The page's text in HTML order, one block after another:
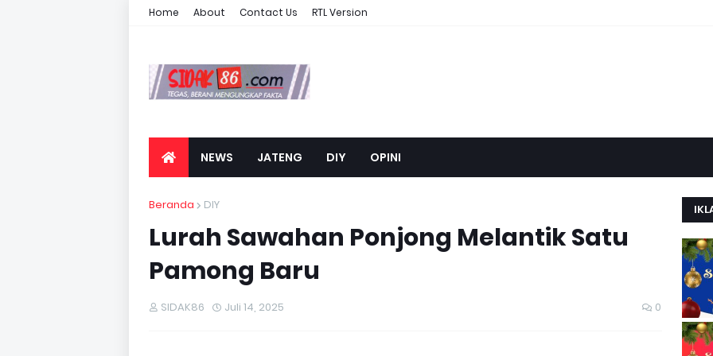
Home About Contact Us RTL Version
NEWS JATENG DIY OPINI
Beranda DIY
Lurah Sawahan Ponjong Melantik Satu
Pamong Baru
SIDAK86 Juli 14, 2025 0